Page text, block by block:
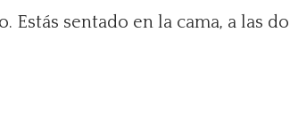
sentado en la cama, a las